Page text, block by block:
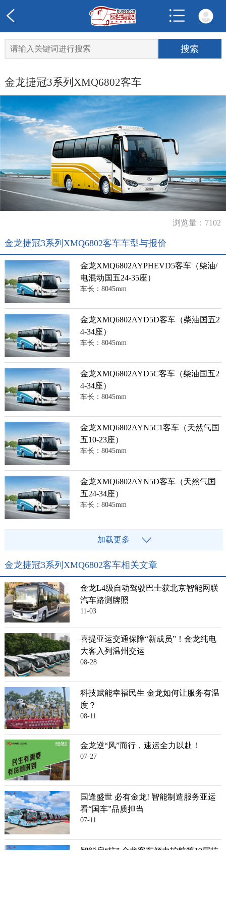
金龙捷冠3系列XMQ6802客车
浏览量：7102
金龙捷冠3系列XMQ6802客车车型与报价
金龙XMQ6802AYPHEVD5客车（柴油/
电混动国五24-35座）
车长：8045mm
金龙XMQ6802AYD5D客车（柴油国五2
4-34座）
车长：8045mm
金龙XMQ6802AYD5C客车（柴油国五2
4-34座）
车长：8045mm
金龙XMQ6802AYN5C1客车（天然气国
五10-23座）
车长：8045mm
金龙XMQ6802AYN5D客车（天然气国
五24-34座）
车长：8045mm
加载更多
金龙捷冠3系列XMQ6802客车相关文章
金龙L4级自动驾驶巴士获北京智能网联
汽车路测牌照
11-03
喜提亚运交通保障“新成员”！金龙纯电
大客入列温州交运
08-28
科技赋能幸福民生 金龙如何让服务有温
度？
08-11
金龙逆“风”而行，速运全力以赴！
07-27
国逢盛世 必有金龙! 智能制造服务亚运
看“国车”品质担当
07-11
智能启“杭” 金龙客车倾力护航第19届杭